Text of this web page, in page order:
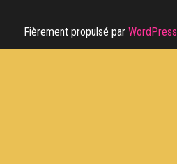
Fièrement propulsé par WordPress